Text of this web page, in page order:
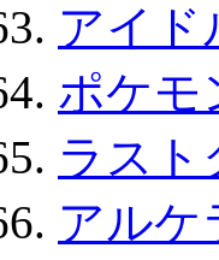
アイド
ポケモ
ラスト
アルケ